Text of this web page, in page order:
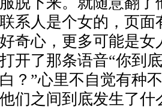
系人是个女的，页面
奇心，更多可能是女
开了那条语音“你到
？”心里不自觉有种
们之间到底发生了什